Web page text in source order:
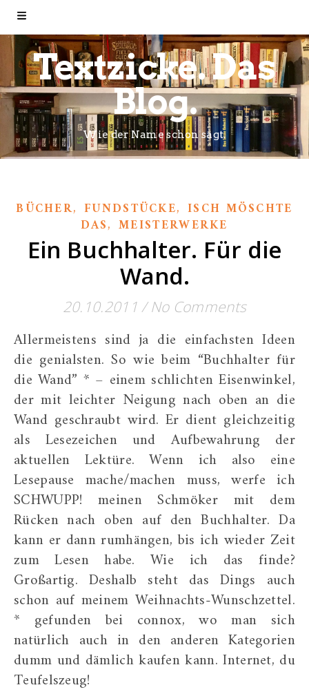
Textzicke. Das
Blog.
Wie der Name schon sagt.
BÜCHER,FUNDSTÜCKE,ISCH MÖSCHTE
DAS,MEISTERWERKE
Ein Buchhalter. Für die
Wand.
20.10.2011 / No Comments
Allermeistens sind ja die einfachsten Ideen
die genialsten. So wie beim “Buchhalter für
die Wand” * – einem schlichten Eisenwinkel,
der mit leichter Neigung nach oben an die
Wand geschraubt wird. Er dient gleichzeitig
als Lesezeichen und Aufbewahrung der
aktuellen Lektüre. Wenn ich also eine
Lesepause mache/machen muss, werfe ich
SCHWUPP! meinen Schmöker mit dem
Rücken nach oben auf den Buchhalter. Da
kann er dann rumhängen, bis ich wieder Zeit
zum Lesen habe. Wie ich das finde?
Großartig. Deshalb steht das Dings auch
schon auf meinem Weihnachts-Wunschzettel.
* gefunden bei connox, wo man sich
natürlich auch in den anderen Kategorien
dumm und dämlich kaufen kann. Internet, du
Teufelszeug!